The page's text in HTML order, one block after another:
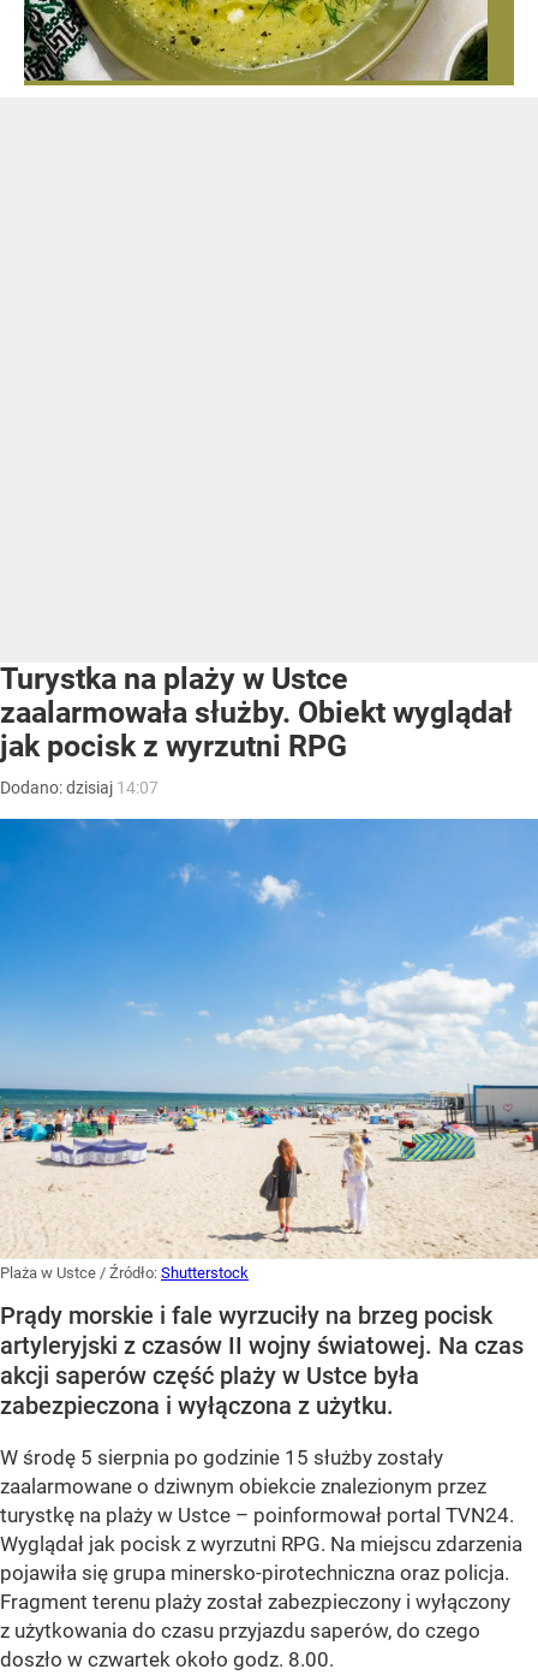
Turystka na plaży w Ustce
zaalarmowała służby. Obiekt wyglądał
jak pocisk z wyrzutni RPG
Dodano:dzisiaj 14:07
Plaża w Ustce / Źródło: Shutterstock
Prądy morskie i fale wyrzuciły na brzeg pocisk
artyleryjski z czasów II wojny światowej. Na czas
akcji saperów część plaży w Ustce była
zabezpieczona i wyłączona z użytku.
W środę 5 sierpnia po godzinie 15 służby zostały
zaalarmowane o dziwnym obiekcie znalezionym przez
turystkę na plaży w Ustce – poinformował portal TVN24.
Wyglądał jak pocisk z wyrzutni RPG. Na miejscu zdarzenia
pojawiła się grupa minersko-pirotechniczna oraz policja.
Fragment terenu plaży został zabezpieczony i wyłączony
z użytkowania do czasu przyjazdu saperów, do czego
doszło w czwartek około godz. 8.00.